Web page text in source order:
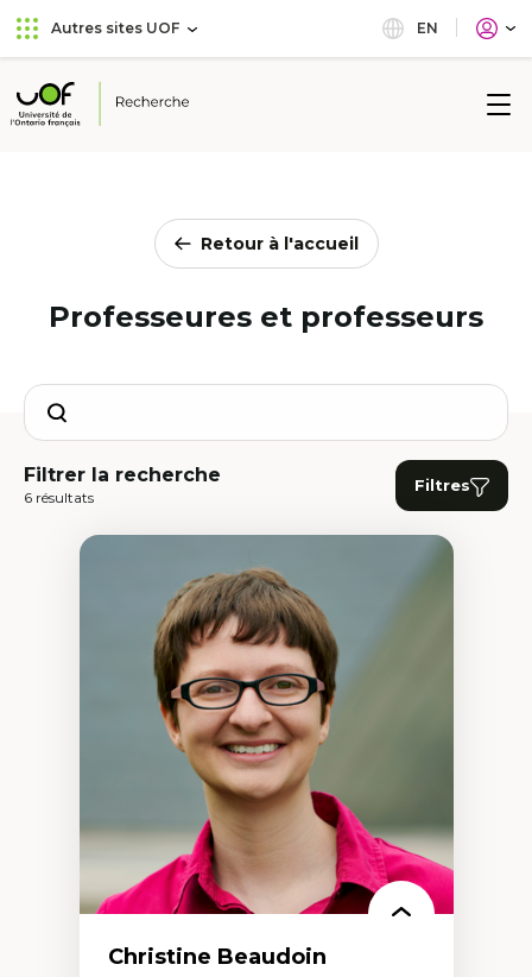
Aller
au
principal
Passer
au
Autres sites UOF EN
Université
Retour à l'accueil
Professeures et professeurs
Search
Filtrer la recherche
6 résultats
Filtres
Christine Beaudoin